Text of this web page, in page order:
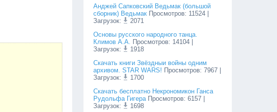
Анджей Сапковский Ведьмак (большой
сборник) Ведьмак Просмотров: 11524
Загрузок:
2071
Основы русского народного танца.
Климов А.А. Просмотров: 14104
Загрузок:
1918
Cкачать книги Звёздныи войны одним
архивом. STAR WARS! Просмотров:7967
Загрузок:
1700
Скачать бесплатно Некрономикон Ганса
Рудольфа Гигера Просмотров:6157
Загрузок:
1698